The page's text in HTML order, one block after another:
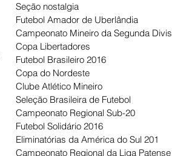
Seção nostalgia
Futebol Amador de Uberlândia
Campeonato Mineiro da Segunda Divis
Copa Libertadores
Futebol Brasileiro 2016
Copa do Nordeste
Clube Atlético Mineiro
Seleção Brasileira de Futebol
Campeonato Regional Sub-20
Futebol Solidário 2016
Eliminatórias da América do Sul 201
Campeonato Regional da Liga Patense